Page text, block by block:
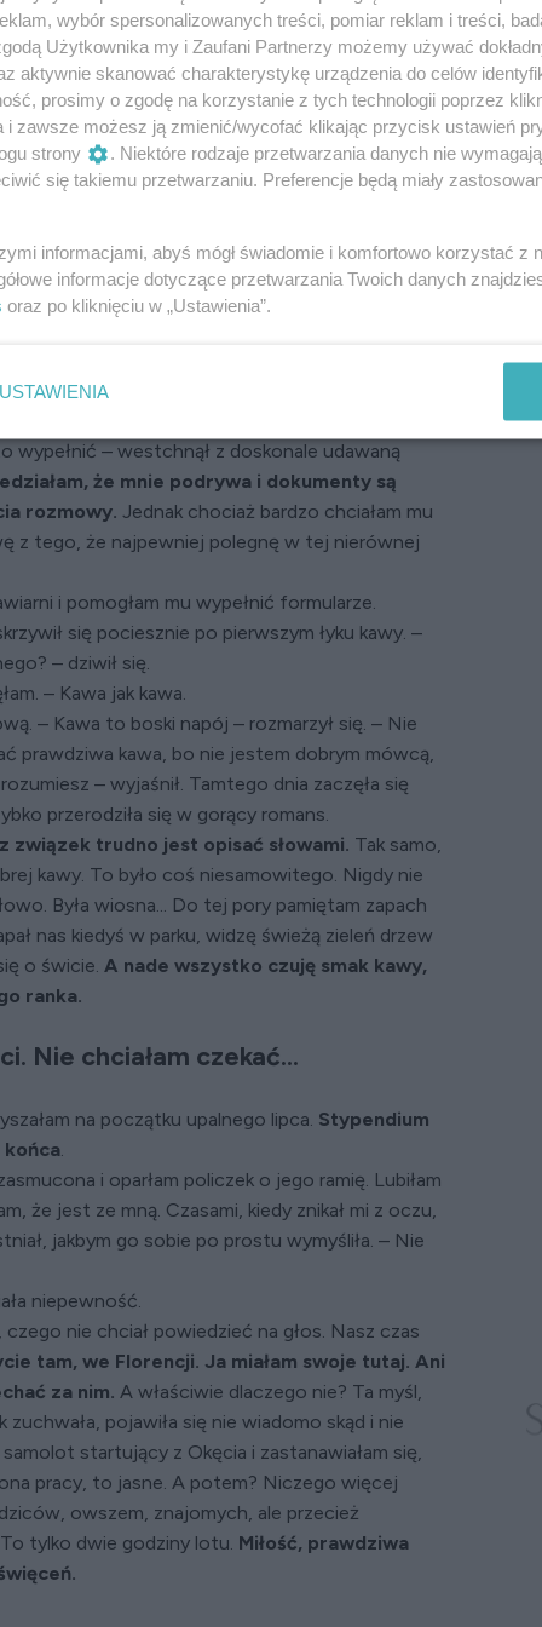
Studiował na uniwersytecie we Florencji
nami kilka zajęć. Jego włoski z toskańskim
dziewczyny na roku nagle zapałały
przy tym szalenie czarujący. Już wtedy
nie może być prawdziwy.
– zatrzymał mnie któregoś dnia
oczy na świecie – odparł bez
nie widziałem – dodał po chwili.
roztapiał moje wątpliwości. – To prawda –
wypełnić – westchnął z doskonale udawaną
że mnie podrywa i dokumenty są
rozmowy. Jednak chociaż bardzo chciałam mu
z tego, że najpewniej polegnę w tej nierównej
i pomogłam mu wypełnić formularze.
się pociesznie po pierwszym łyku kawy. –
– dziwił się.
– Kawa jak kawa.
– Kawa to boski napój – rozmarzył się. – Nie
prawdziwa kawa, bo nie jestem dobrym mówcą,
– wyjaśnił. Tamtego dnia zaczęła się
przerodziła się w gorący romans.
związek trudno jest opisać słowami. Tak samo,
kawy. To było coś niesamowitego. Nigdy nie
Była wiosna... Do tej pory pamiętam zapach
nas kiedyś w parku, widzę świeżą zieleń drzew
o świcie. A nade wszystko czuję smak kawy,
ranka.
Nie chciałam czekać...
na początku upalnego lipca. Stypendium
końca.
i oparłam policzek o jego ramię. Lubiłam
że jest ze mną. Czasami, kiedy znikał mi z oczu,
jakbym go sobie po prostu wymyśliła. – Nie
niepewność.
czego nie chciał powiedzieć na głos. Nasz czas
tam, we Florencji. Ja miałam swoje tutaj. Ani
za nim. A właściwie dlaczego nie? Ta myśl,
pojawiła się nie wiadomo skąd i nie
startujący z Okęcia i zastanawiałam się,
pracy, to jasne. A potem? Niczego więcej
owszem, znajomych, ale przecież
tylko dwie godziny lotu. Miłość, prawdziwa
wybór spersonalizowanych treści, pomiar reklam i treści,
Użytkownika my i Zaufani Partnerzy możemy używać
aktywnie skanować charakterystykę urządzenia do celów
prosimy o zgodę na korzystanie z tych technologii poprzez
i zawsze możesz ją zmienić/wycofać klikając przycisk ustawień
strony
. Niektóre rodzaje przetwarzania danych nie
się takiemu przetwarzaniu. Preferencje będą miały
informacjami, abyś mógł świadomie i komfortowo korzystać z
informacje dotyczące przetwarzania Twoich danych
oraz po kliknięciu w „Ustawienia”.
USTAWIENIA